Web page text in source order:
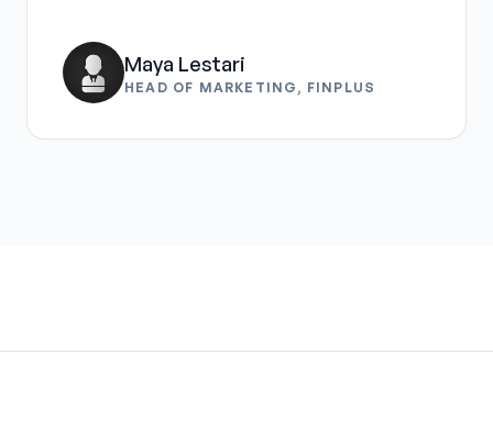
Maya Lestari
HEAD OF MARKETING, FINPLUS